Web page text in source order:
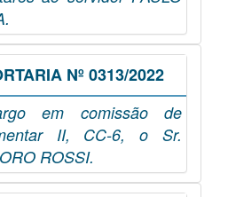
Nº 0313/2022
em comissão de
II, CC-6, o Sr.
ROSSI.